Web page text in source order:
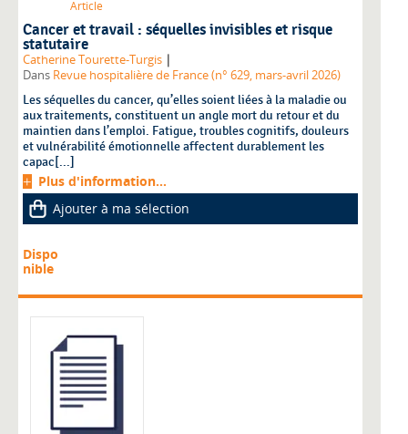
Article
Cancer et travail : séquelles invisibles et risque
statutaire
Catherine Tourette-Turgis |
Dans Revue hospitalière de France (n° 629, mars-avril 2026)
Les séquelles du cancer, qu’elles soient liées à la maladie ou
aux traitements, constituent un angle mort du retour et du
maintien dans l’emploi. Fatigue, troubles cognitifs, douleurs
et vulnérabilité émotionnelle affectent durablement les
capac[...]
Plus d'information...
Ajouter à ma sélection
Dispo
nible